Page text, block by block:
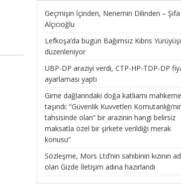
Geçmişin İçinden, Nenemin Dilinden – Şifa
Alçıcıoğlu
Lefkoşa’da bugün Bağımsız Kıbrıs
düzenleniyor
UBP-DP araziyi verdi, CTP-HP-TDP-DP
ayarlaması yaptı
Girne dağlarındaki doğa katliamı
taşındı: “Güvenlik Kuvvetleri
tahsisinde olan” bir arazinin hangi belirsiz
maksatla özel bir şirkete verildiği merak
konusu”
Sözleşme, Mors Ltd’nin sahibinin kızının
olan Gizde İletişim adına hazırlandı